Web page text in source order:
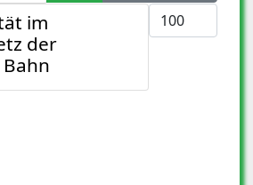
Anzeige #
im
der